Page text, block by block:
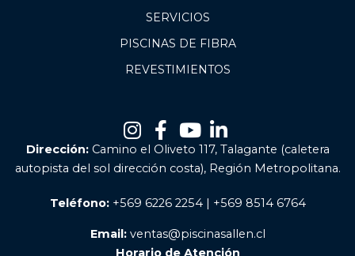
SERVICIOS
PISCINAS DE FIBRA
REVESTIMIENTOS
Dirección:Camino el Oliveto 117, Talagante (caletera
autopista del sol dirección costa), Región Metropolitana.
Teléfono:+569 6226 2254 | +569 8514 6764
Email:ventas@piscinasallen.cl